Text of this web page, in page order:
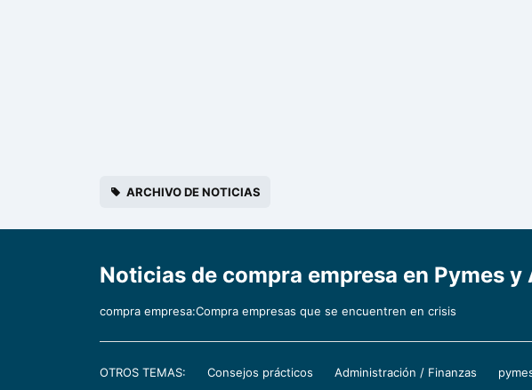
ARCHIVO DE NOTICIAS
Noticias de compra empresa en Pymes
compra empresa:Compra empresas que se encuentren en crisis
OTROS TEMAS: Consejos prácticos Administración / Finanzas